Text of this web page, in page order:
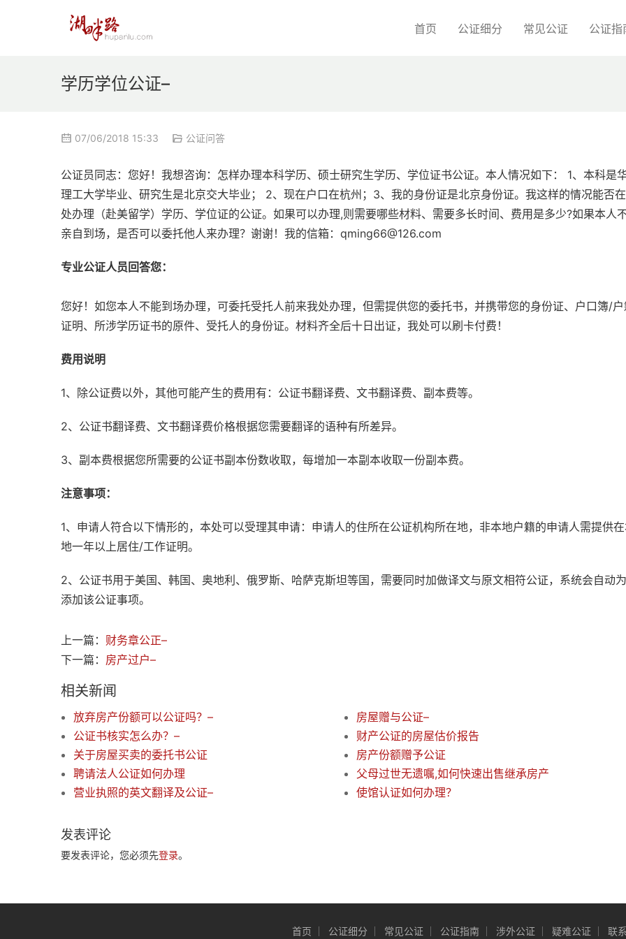
首页 公证细分 常见公证 公证指
学历学位公证–
07/06/2018 15:33 公证问答
公证员同志：您好！我想咨询：怎样办理本科学历、硕士研究生学历、学位证书公证。本人情况如下： 1、本科是
理工大学毕业、研究生是北京交大毕业； 2、现在户口在杭州；3、我的身份证是北京身份证。我这样的情况能否
处办理（赴美留学）学历、学位证的公证。如果可以办理,则需要哪些材料、需要多长时间、费用是多少?如果本人
亲自到场，是否可以委托他人来办理？谢谢！我的信箱：qming66@126.com
专业公证人员回答您：
您好！如您本人不能到场办理，可委托受托人前来我处办理，但需提供您的委托书，并携带您的身份证、户口簿/
证明、所涉学历证书的原件、受托人的身份证。材料齐全后十日出证，我处可以刷卡付费！
费用说明
1、除公证费以外，其他可能产生的费用有：公证书翻译费、文书翻译费、副本费等。
2、公证书翻译费、文书翻译费价格根据您需要翻译的语种有所差异。
3、副本费根据您所需要的公证书副本份数收取，每增加一本副本收取一份副本费。
注意事项：
1、申请人符合以下情形的，本处可以受理其申请：申请人的住所在公证机构所在地，非本地户籍的申请人需提供
地一年以上居住/工作证明。
2、公证书用于美国、韩国、奥地利、俄罗斯、哈萨克斯坦等国，需要同时加做译文与原文相符公证，系统会自动
添加该公证事项。
上一篇： 财务章公正–
下一篇： 房产过户–
相关新闻
放弃房产份额可以公证吗？–
房屋赠与公证–
公证书核实怎么办？–
财产公证的房屋估价报告
关于房屋买卖的委托书公证
房产份额赠予公证
聘请法人公证如何办理
父母过世无遗嘱,如何快速出售继承房产
营业执照的英文翻译及公证–
使馆认证如何办理？
发表评论
要发表评论，您必须先登录。
首页 公证细分 常见公证 公证指南 涉外公证 疑难公证 联